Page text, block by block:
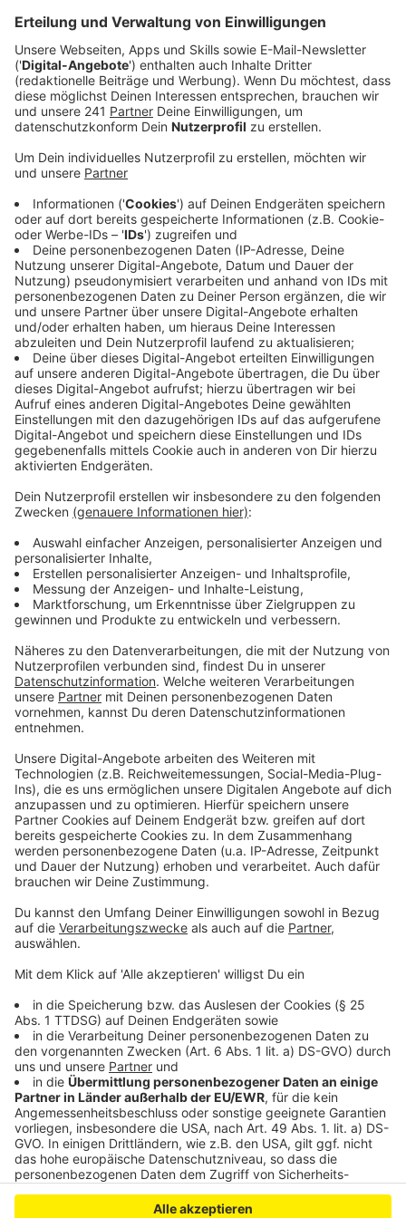
Anzeige
Anzeige
Wie unsere Kollegen von Radio RSG berichten
gegen 15 Uhr 30 zwei LKW zwischen Ohligser Heide
und Solingen zusammengestoßen. Einer der beiden
hatte Gefahrgut geladen, das ausgelaufen ist. Das
muss die Feuerwehr jetzt aufsammeln. Zuerst war die
A3 nur in Richtung Köln gesperrt, mittlerweile auch in
Richtung Oberhausen.
Anzeige
Komplizierte Arbeiten für die Feuerwehr
Anzeige
Laut Radio RSG sind die Arbeiten besonders
kompliziert. Es handelt sich demnach um einen
ätzenden Stoff. Der birgt laut Feuerwehr keine
weitere Gefahr, aber: die Feuerwehrleute müssen in
speziellen Schutzanzügen arbeiten. Diese haben
allerdings nur für eine kurze Zeit Sauerstoff, sodass
die Einsatzkräfte alle zwanzig Minuten tauschen
müssen. Wie lange die Sperrung dauert, ist laut
Autobahn GmbH noch unklar (Stand: 10.10.2024, 19:47
Uhr).
Anzeige
Weitere Meldungen aus Leverkusen
Anzeige
Neue App für Naturerlebnis in Schlebusch
Bauarbeiten am Hitdorfer Kreisel: Weniger Verkehr und
mehr Sicherheit
Ermittlungen gegen Currenta wegen
Rheinverschmutzung
Anzeige
Anzeige